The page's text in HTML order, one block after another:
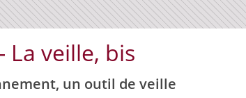
La veille, bis
un outil de veille